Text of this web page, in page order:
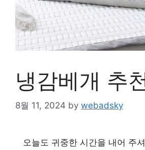
냉감베개 추
8월 11, 2024 by webadsky
오늘도 귀중한 시간을 내어 주